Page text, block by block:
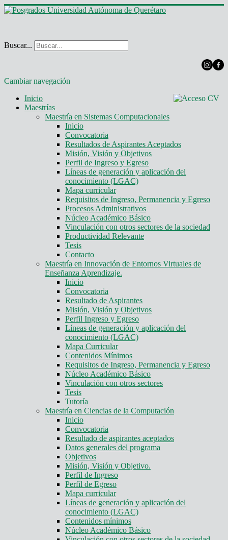
Buscar...
Cambiar navegación
Inicio
Maestrías
Maestría en Sistemas Computacionales
Inicio
Convocatoria
Resultados de Aspirantes Aceptados
Misión, Visión y Objetivos
Perfil de Ingreso y Egreso
Líneas de generación y aplicación del
conocimiento (LGAC)
Mapa curricular
Requisitos de Ingreso, Permanencia y Egreso
Procesos Administrativos
Núcleo Académico Básico
Vinculación con otros sectores de la sociedad
Productividad Relevante
Tesis
Contacto
Maestría en Innovación de Entornos Virtuales de
Enseñanza Aprendizaje.
Inicio
Convocatoria
Resultado de Aspirantes
Misión, Visión y Objetivos
Perfil Ingreso y Egreso
Líneas de generación y aplicación del
conocimiento (LGAC)
Mapa Curricular
Contenidos Mínimos
Requisitos de Ingreso, Permanencia y Egreso
Núcleo Académico Básico
Vinculación con otros sectores
Tesis
Tutoría
Maestría en Ciencias de la Computación
Inicio
Convocatoria
Resultado de aspirantes aceptados
Datos generales del programa
Objetivos
Misión, Visión y Objetivo.
Perfil de Ingreso
Perfil de Egreso
Mapa curricular
Líneas de generación y aplicación del
conocimiento (LGAC)
Contenidos mínimos
Núcleo Académico Básico